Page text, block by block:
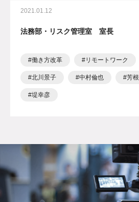
2021.01.12
法務部・リスク管理室 室長
働き方改革 リモートワーク
北川景子 中村倫也 芳
堤幸彦